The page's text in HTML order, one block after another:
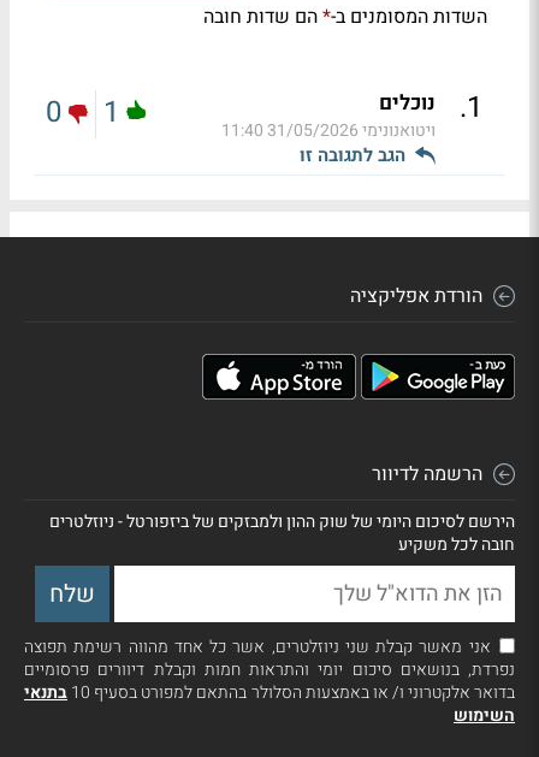
השדות המסומנים ב-*הם שדות חובה
1
. נוכלים
ויטואנונימי31/05/2026 11:40
הגב לתגובה זו
1
0
הורדת אפליקציה
הרשמה לדיוור
הירשם לסיכום היומי של שוק ההון ולמבזקים של ביזפורטל - ניוזלטרים
חובה לכל משקיע
אני מאשר קבלת שני ניוזלטרים, אשר כל אחד מהווה רשימת תפוצה
נפרדת, בנושאים סיכום יומי והתראות חמות וקבלת דיוורים פרסומיים
בדואר אלקטרוני ו/ או באמצעות הסלולר בהתאם למפורט בסעיף 10
בתנאי
השימוש